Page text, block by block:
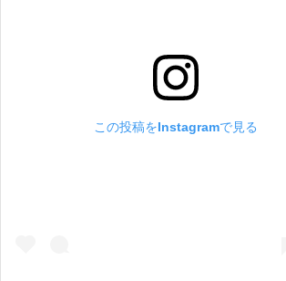
この投稿をInstagramで見る